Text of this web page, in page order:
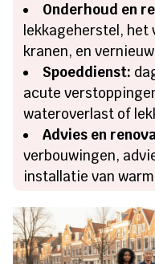
Onderhoud en
lekkageherstel, het
kranen, en
Spoeddienst:
acute
wateroverlast of
Advies en
verbouwingen,
installatie van